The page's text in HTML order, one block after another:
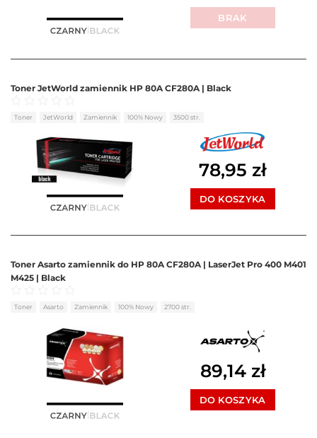
BRAK
Toner JetWorld zamiennik HP 80A CF280A | Black
Oceniono na 5
Toner JetWorld Zamiennik 100% Nowy 3500 str.
78,95 zł
DO KOSZYKA
Toner Asarto zamiennik do HP 80A CF280A | LaserJet Pro 400 M401
M425 | Black
Oceniono 0na 5
Toner Asarto Zamiennik 100% Nowy 2700 str.
89,14 zł
DO KOSZYKA